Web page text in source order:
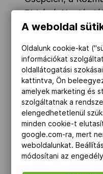
Birkózó
rendezte Csabai
A weboldal
Oldalunk cookie-kat
információkat
oldallátogatási
kattintva, Ön
amelyek marketing és
szolgáltatnak a
elengedhetetlenül
minden cookie-t
google.com-ra, mert
weboldalunkat.
módosítani az